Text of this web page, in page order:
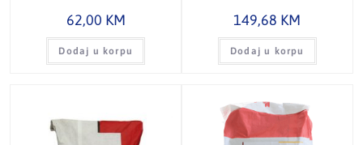
62,00 KM
Dodaj u korpu
149,68 KM
Dodaj u korpu